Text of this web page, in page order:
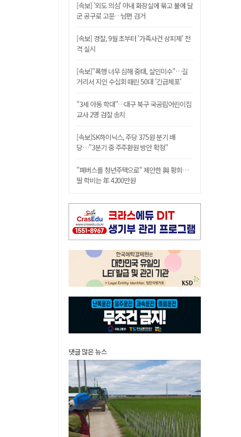
[속보] '외도 의심' 아내 화장실에 묶고 불에 달
군 공구로 고문…남편 검거
[속보] 경찰, 9월 초부터 '가족사건 상피제' 전
격 실시
[속보]"폭행 너무 심해 중태, 살인미수"…길
거리서 지인 수십회 때린 50대 '긴급체포'
"3세 아동 학대"…대구 북구 국공립어린이집
교사 2명 검찰 송치
[속보]SK하이닉스, 주당 375원 분기 배
당…"3분기 중 주주환원 방안 확정"
"폐버스를 청년주택으로" 제안한 與 황희…
딸 학비는 年 4200만원
댓글 많은 뉴스